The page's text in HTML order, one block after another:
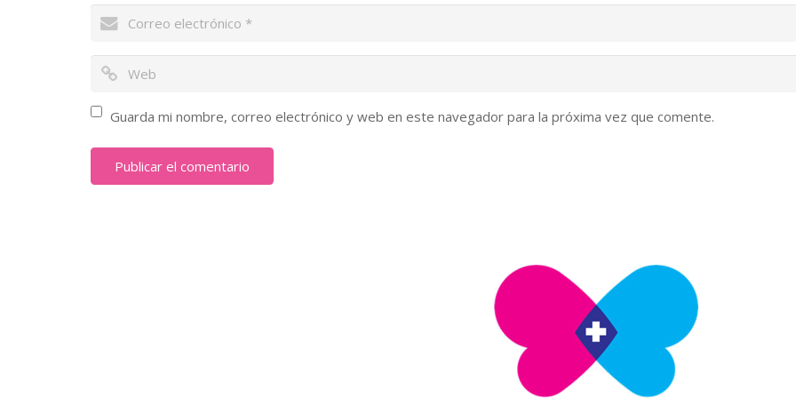
Guarda mi nombre, correo electrónico y web en este navegador para la próxima vez que comente.